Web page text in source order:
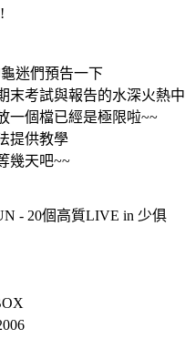
迷們預告一下
末考試與報告的水深火熱中
一個檔已經是極限啦~~
提供教學
幾天吧~~
- 20個高質LIVE in 少俱